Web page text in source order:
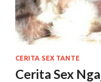
CERITA SEX TANTE
Cerita Sex